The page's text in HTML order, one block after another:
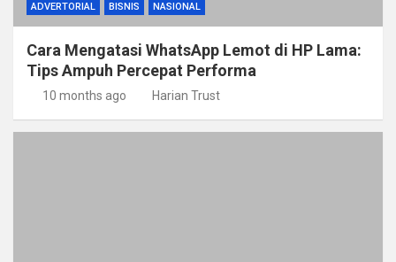
ADVERTORIAL BISNIS NASIONAL
Cara Mengatasi WhatsApp Lemot di HP Lama:
Tips Ampuh Percepat Performa
10 months ago Harian Trust